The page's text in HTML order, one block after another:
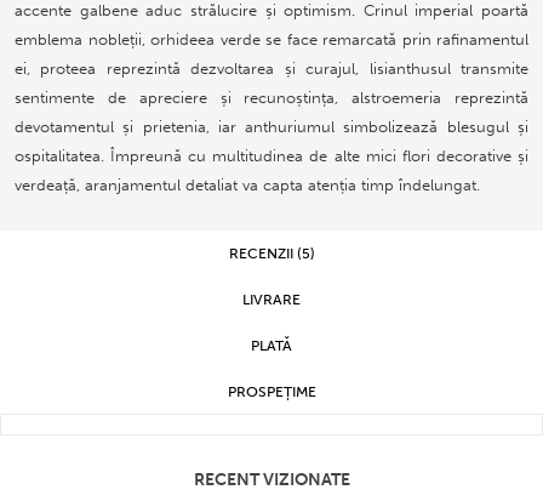
accente galbene aduc strălucire și optimism. Crinul imperial poartă
emblema nobleții, orhideea verde se face remarcată prin rafinamentul
ei, proteea reprezintă dezvoltarea și curajul, lisianthusul transmite
sentimente de apreciere și recunoștința, alstroemeria reprezintă
devotamentul și prietenia, iar anthuriumul simbolizează blesugul și
ospitalitatea. Împreună cu multitudinea de alte mici flori decorative și
verdeață, aranjamentul detaliat va capta atenția timp îndelungat.
RECENZII (5)
LIVRARE
PLATĂ
PROSPEȚIME
RECENT VIZIONATE